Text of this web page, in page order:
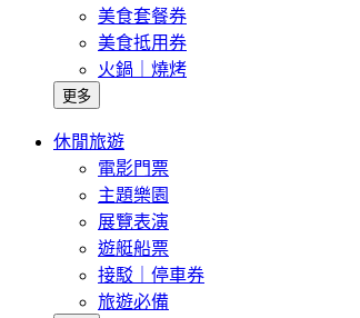
美食套餐券
美食抵用券
火鍋｜燒烤
更多
休閒旅遊
電影門票
主題樂園
展覽表演
遊艇船票
接駁｜停車券
旅遊必備